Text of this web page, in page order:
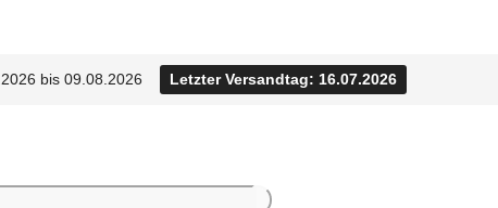
bis 09.08.2026 Letzter Versandtag: 16.07.2026